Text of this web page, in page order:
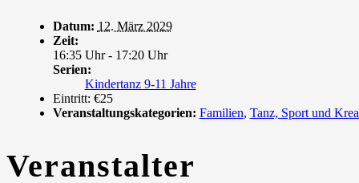
Datum: 12. März 2029
Zeit:
16:35 Uhr - 17:20 Uhr
Serien:
Kindertanz 9-11 Jahre
Eintritt: €25
Veranstaltungskategorien: Familien, Tanz, Sport und
Veranstalter